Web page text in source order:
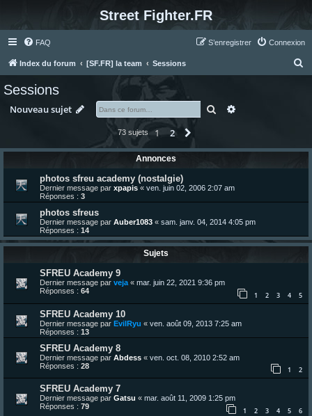
Street Fighter.FR
FAQ Connexion
S’enregistrer
Index du forum [SF.FR] la team Sessions
Sessions
Nouveau sujet Rechercher
73 sujets 1 2
Annonces
photos sfreu academy (nostalgie)
Dernier message par xpapis « ven. juin 02, 2006 2:07 am
Réponses : 3
photos sfreus
Dernier message par Auber1083 « sam. janv. 04, 2014 4:05 pm
Réponses : 14
Sujets
SFREU Academy 9
Dernier message par veja « mar. juin 22, 2021 9:36 pm
Réponses : 64 1 2 3 4 5
SFREU Academy 10
Dernier message par EvilRyu « ven. août 09, 2013 7:25 am
Réponses : 13
SFREU Academy 8
Dernier message par Abdess « ven. oct. 08, 2010 2:52 am
Réponses : 28 1 2
SFREU Academy 7
Dernier message par Gatsu « mar. août 11, 2009 1:25 pm
Réponses : 79 1 2 3 4 5 6